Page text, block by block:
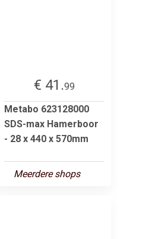
€ 41.99
Metabo 623128000
SDS-max Hamerboor
- 28 x 440 x 570mm
Meerdere shops